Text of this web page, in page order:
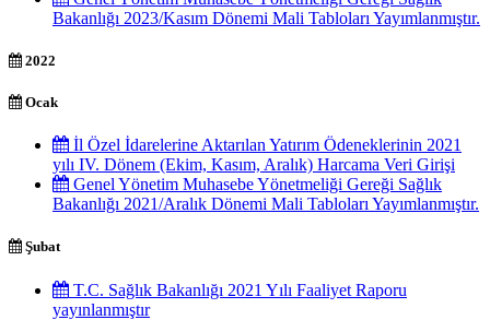
Bakanlığı 2023/Kasım Dönemi Mali Tabloları Yayımlanmıştır.
2022
Ocak
İl Özel İdarelerine Aktarılan Yatırım Ödeneklerinin 2021
yılı IV. Dönem (Ekim, Kasım, Aralık) Harcama Veri Girişi
Genel Yönetim Muhasebe Yönetmeliği Gereği Sağlık
Bakanlığı 2021/Aralık Dönemi Mali Tabloları Yayımlanmıştır.
Şubat
T.C. Sağlık Bakanlığı 2021 Yılı Faaliyet Raporu
yayınlanmıştır